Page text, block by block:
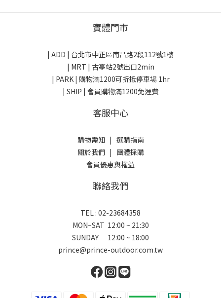
實體門市
| ADD | 台北市中正區南昌路2段112號1樓
| MRT | 古亭站2號出口2min
| PARK | 購物滿1200可折抵停車場 1hr
| SHIP | 會員購物滿1200免運費
客服中心
購物需知| 選購指南
關於我們| 團體採購
會員優惠與權益
聯絡我們
TEL : 02-23684358
MON~SAT 12:00 ~ 21:30
SUNDAY 12:00 ~ 18:00
prince@prince-outdoor.com.tw